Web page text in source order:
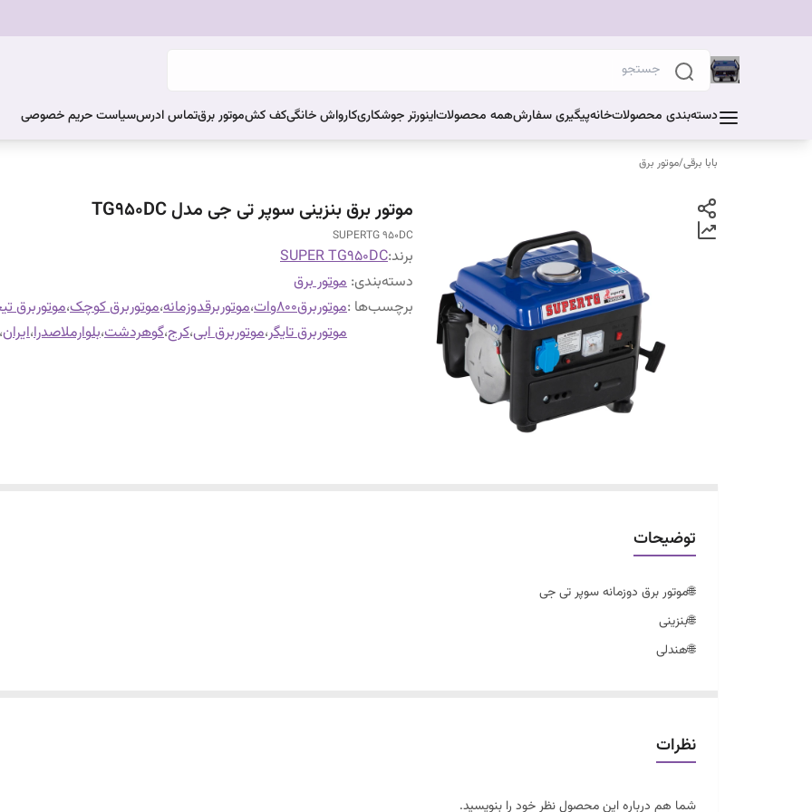
دسته‌بندی محصولاتخانهپیگیری سفارشهمه محصولاتاینورتر جوشکاریکارواش خانگیکف کشموتور برقتماس ادرسسیاست حریم خصوصی
بابا برقی/موتور برق
موتور برق بنزینی سوپر تی جی مدل TG950DC
SUPERTG 950DC
برند:SUPER TG950DC
دسته‌بندی: موتور برق
برچسب‌ها :موتوربرق800وات ،موتوربرقدوزمانه،موتوربرق کوچک،موتوربرق
موتوربرق تایگر،موتوربرق ابی،کرج،گوهردشت،بلوارملاصدرا،ایران،
توضیحات
🌐موتور برق دوزمانه سوپر تی جی
🌐بنزینی
🌐هندلی
🌐ارسال سراسری
🌐ساخت چین
نظرات
شما هم درباره این محصول نظر خود را بنویسید.